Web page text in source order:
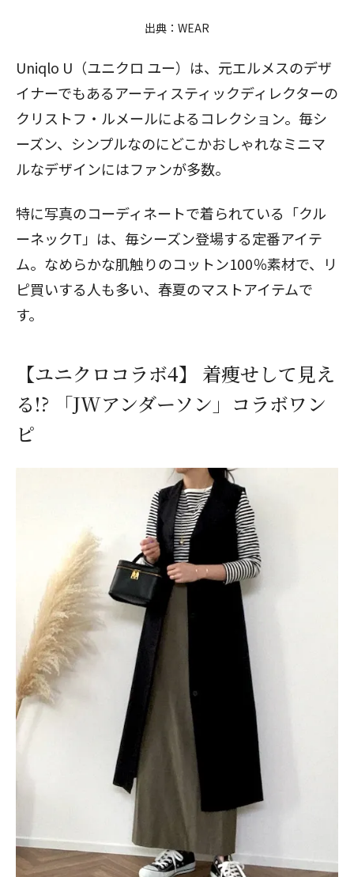
出典： WEAR
Uniqlo U（ユニクロ ユー）は、元エルメスのデザ
イナーでもあるアーティスティックディレクターの
クリストフ・ルメールによるコレクション。毎シ
ーズン、シンプルなのにどこかおしゃれなミニマ
ルなデザインにはファンが多数。
特に写真のコーディネートで着られている「クル
ーネックT」は、毎シーズン登場する定番アイテ
ム。なめらかな肌触りのコットン100％素材で、リ
ピ買いする人も多い、春夏のマストアイテムで
す。
【ユニクロコラボ4】 着痩せして見え
る!? 「JWアンダーソン」コラボワン
ピ